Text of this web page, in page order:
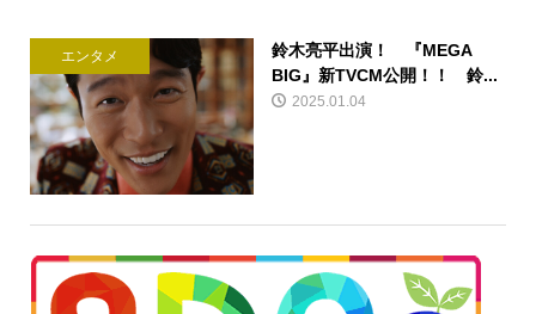
エンタメ
鈴木亮平出演！ 『MEGA
BIG』新TVCM公開！！ 鈴...
2025.01.04